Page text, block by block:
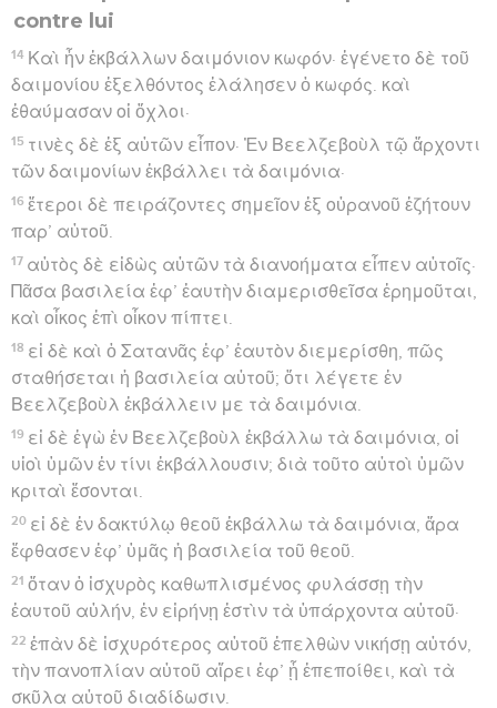
contre lui
14 Καὶ ἦν ἐκβάλλων δαιμόνιον κωφόν· ἐγένετο δὲ τοῦ
δαιμονίου ἐξελθόντος ἐλάλησεν ὁ κωφός. καὶ
ἐθαύμασαν οἱ ὄχλοι·
15 τινὲς δὲ ἐξ αὐτῶν εἶπον· Ἐν Βεελζεβοὺλ τῷ ἄρχοντι
τῶν δαιμονίων ἐκβάλλει τὰ δαιμόνια·
16 ἕτεροι δὲ πειράζοντες σημεῖον ἐξ οὐρανοῦ ἐζήτουν
παρ’ αὐτοῦ.
17 αὐτὸς δὲ εἰδὼς αὐτῶν τὰ διανοήματα εἶπεν αὐτοῖς·
Πᾶσα βασιλεία ἐφ’ ἑαυτὴν διαμερισθεῖσα ἐρημοῦται,
καὶ οἶκος ἐπὶ οἶκον πίπτει.
18 εἰ δὲ καὶ ὁ Σατανᾶς ἐφ’ ἑαυτὸν διεμερίσθη, πῶς
σταθήσεται ἡ βασιλεία αὐτοῦ; ὅτι λέγετε ἐν
Βεελζεβοὺλ ἐκβάλλειν με τὰ δαιμόνια.
19 εἰ δὲ ἐγὼ ἐν Βεελζεβοὺλ ἐκβάλλω τὰ δαιμόνια, οἱ
υἱοὶ ὑμῶν ἐν τίνι ἐκβάλλουσιν; διὰ τοῦτο αὐτοὶ ὑμῶν
κριταὶ ἔσονται.
20 εἰ δὲ ἐν δακτύλῳ θεοῦ ἐκβάλλω τὰ δαιμόνια, ἄρα
ἔφθασεν ἐφ’ ὑμᾶς ἡ βασιλεία τοῦ θεοῦ.
21 ὅταν ὁ ἰσχυρὸς καθωπλισμένος φυλάσσῃ τὴν
ἑαυτοῦ αὐλήν, ἐν εἰρήνῃ ἐστὶν τὰ ὑπάρχοντα αὐτοῦ·
22 ἐπὰν δὲ ἰσχυρότερος αὐτοῦ ἐπελθὼν νικήσῃ αὐτόν,
τὴν πανοπλίαν αὐτοῦ αἴρει ἐφ’ ᾗ ἐπεποίθει, καὶ τὰ
σκῦλα αὐτοῦ διαδίδωσιν.